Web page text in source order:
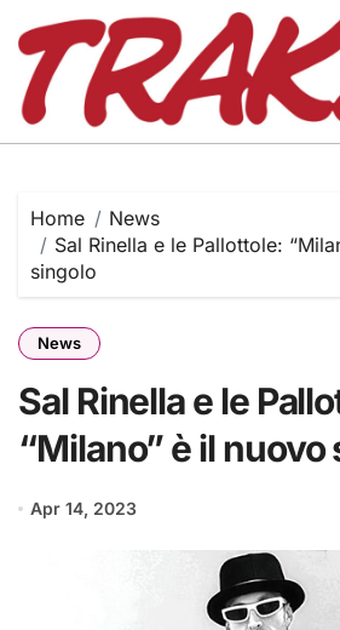
content
Home
News
Sal Rinella e le Pallottole:
singolo
News
Sal Rinella e le
“Milano” è il nuovo
Apr 14, 2023